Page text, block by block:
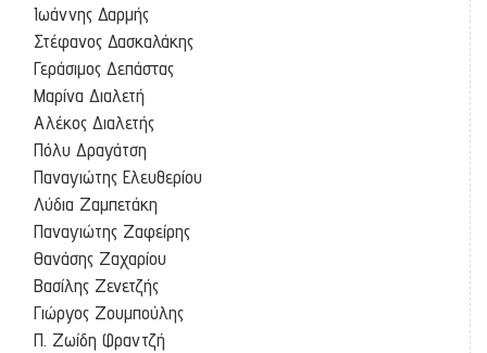
Ιωάννης Δαρμής
Στέφανος Δασκαλάκης
Γεράσιμος Δεπάστας
Μαρίνα Διαλετή
Αλέκος Διαλετής
Πόλυ Δραγάτση
Παναγιώτης Ελευθερίου
Λύδια Ζαμπετάκη
Παναγιώτης Ζαφείρης
Θανάσης Ζαχαρίου
Βασίλης Ζενετζής
Γιώργος Ζουμπούλης
Π. Ζωίδη Φραντζή